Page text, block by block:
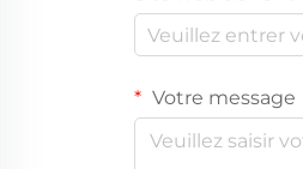
Votre message